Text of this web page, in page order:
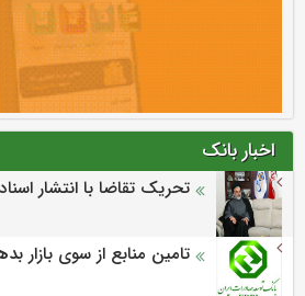
اخبار بانک
تحریک تقاضا با انتشار
تامین منابع از سوی بازار